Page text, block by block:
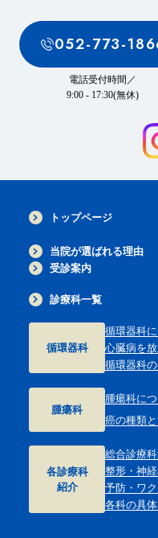
052-773-
電話受付時間／
9:00 - 17:30(無休)
トップページ
当院が選ばれる理由
受診案内
診療科一覧
循環器科
循環器科
心臓病を
循環器科
腫瘍科
腫瘍科に
癌の種類
各診療科
紹介
総合診療科
整形・神
予防・ワ
各科の具